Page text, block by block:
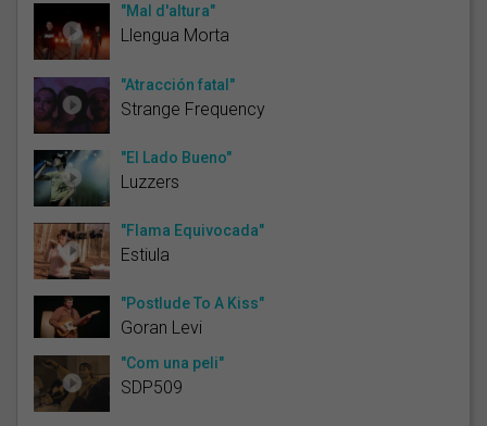
"Mal d'altura"
Llengua Morta
"Atracción fatal"
Strange Frequency
"El Lado Bueno"
Luzzers
"Flama Equivocada"
Estiula
"Postlude To A Kiss"
Goran Levi
"Com una peli"
SDP509